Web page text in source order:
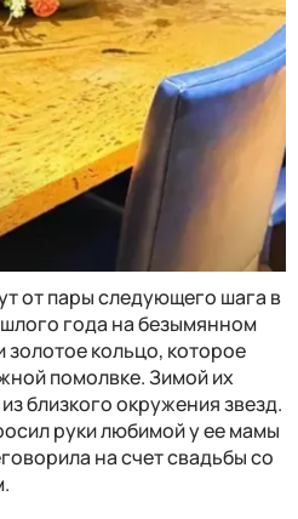
от пары следующего шага в
года на безымянном
кольцо, которое
помолвке. Зимой их
близкого окружения звезд.
руки любимой у ее мамы
на счет свадьбы со